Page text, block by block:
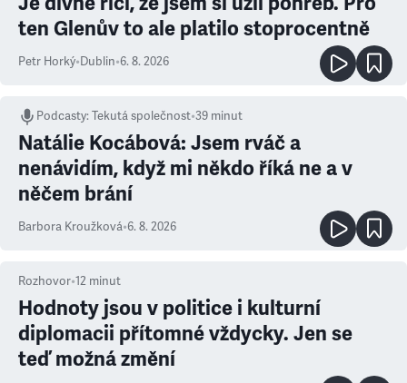
ten Glenův to ale platilo stoprocentně
Petr Horký•Dublin•6. 8. 2026
Podcasty:Tekutá společnost•39 minut
Natálie Kocábová: Jsem rváč a
nenávidím, když mi někdo říká ne a v
něčem brání
Barbora Kroužková•6. 8. 2026
Rozhovor•12 minut
Hodnoty jsou v politice i kulturní
diplomacii přítomné vždycky. Jen se
teď možná změní